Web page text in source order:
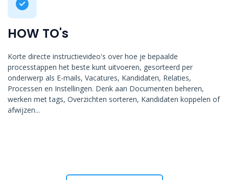
HOW TO's
Korte directe instructievideo's over hoe je bepaalde
processtappen het beste kunt uitvoeren, gesorteerd per
onderwerp als E-mails, Vacatures, Kandidaten, Relaties,
Processen en Instellingen. Denk aan Documenten beheren,
werken met tags, Overzichten sorteren, Kandidaten koppelen of
afwijzen...